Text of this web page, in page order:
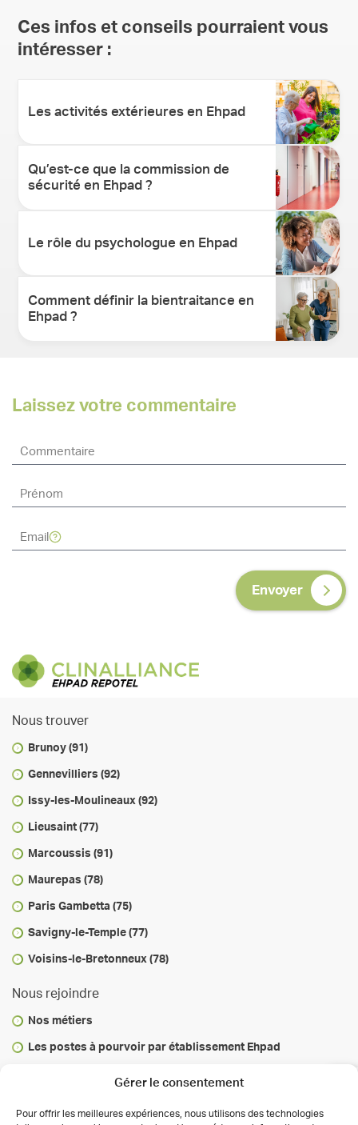
Gérer le consentement
Pour offrir les meilleures expériences, nous utilisons des technologies
Ces infos et conseils pourraient vous
intéresser :
Les activités extérieures en Ehpad
Qu’est-ce que la commission de
sécurité en Ehpad ?
Le rôle du psychologue en Ehpad
Comment définir la bientraitance en
Ehpad ?
Laissez votre commentaire
Envoyer
Nous trouver
Brunoy (91)
Gennevilliers (92)
Issy-les-Moulineaux (92)
Lieusaint (77)
Marcoussis (91)
Maurepas (78)
Paris Gambetta (75)
Savigny-le-Temple (77)
Voisins-le-Bretonneux (78)
Nous rejoindre
Nos métiers
Les postes à pourvoir par établissement Ehpad
Infos & conseils